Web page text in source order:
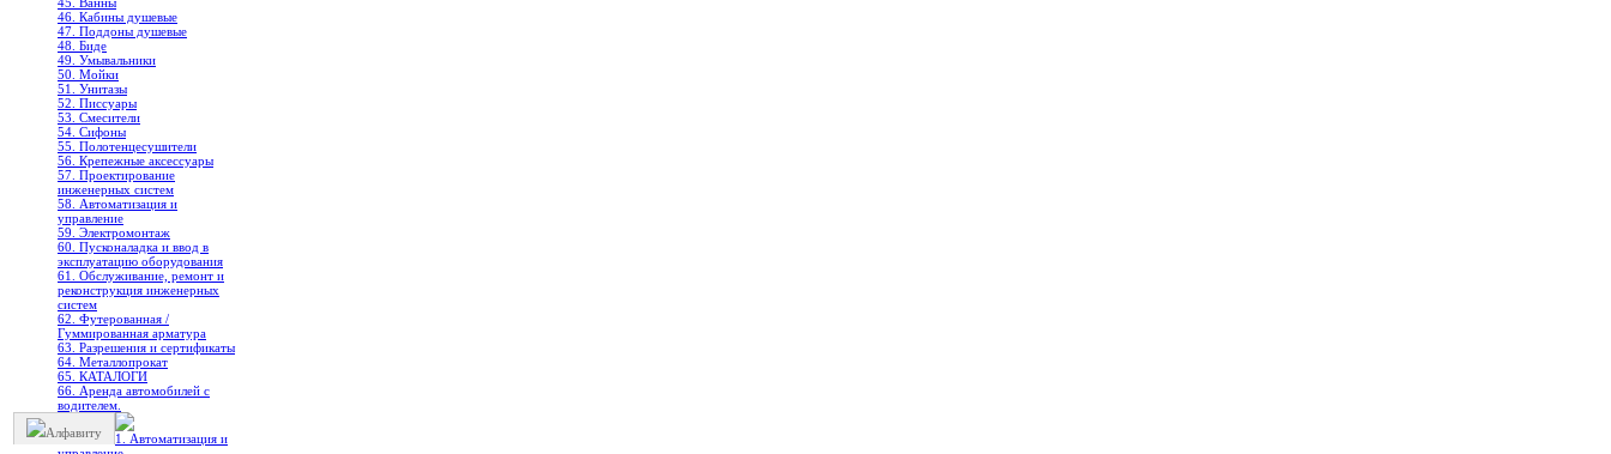
46. Кабины душевые
47. Поддоны душевые
48. Биде
49. Умывальники
50. Мойки
51. Унитазы
52. Писсуары
53. Смесители
54. Сифоны
55. Полотенцесушители
56. Крепежные аксессуары
57. Проектирование
инженерных систем
58. Автоматизация и
управление
59. Электромонтаж
60. Пусконаладка и ввод в
эксплуатацию оборудования
61. Обслуживание, ремонт и
реконструкция инженерных
систем
62. Футерованная /
Гуммированная арматура
63. Разрешения и сертификаты
64. Металлопрокат
65. КАТАЛОГИ
66. Аренда автомобилей с
водителем.
Алфавиту
1. Автоматизация и